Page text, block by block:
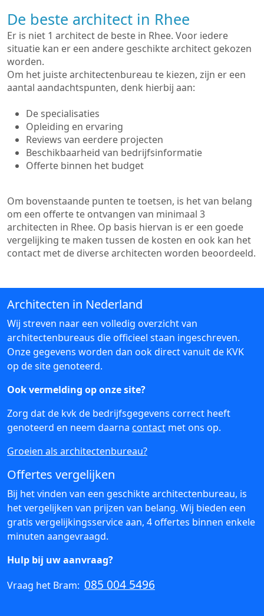
De beste architect in Rhee
Er is niet 1 architect de beste in Rhee. Voor iedere
situatie kan er een andere geschikte architect gekozen
worden.
Om het juiste architectenbureau te kiezen, zijn er een
aantal aandachtspunten, denk hierbij aan:
De specialisaties
Opleiding en ervaring
Reviews van eerdere projecten
Beschikbaarheid van bedrijfsinformatie
Offerte binnen het budget
Om bovenstaande punten te toetsen, is het van belang
om een offerte te ontvangen van minimaal 3
architecten in Rhee. Op basis hiervan is er een goede
vergelijking te maken tussen de kosten en ook kan het
contact met de diverse architecten worden beoordeeld.
Architecten in Nederland
Wij streven naar een volledig overzicht van
architectenbureaus die officieel staan ingeschreven.
Onze gegevens worden dan ook direct vanuit de KVK
op de site genoteerd.
Ook vermelding op onze site?
Zorg dat de kvk de bedrijfsgegevens correct heeft
genoteerd en neem daarna contact met ons op.
Groeien als architectenbureau?
Offertes vergelijken
Bij het vinden van een geschikte architectenbureau, is
het vergelijken van prijzen van belang. Wij bieden een
gratis vergelijkingsservice aan, 4 offertes binnen enkele
minuten aangevraagd.
Hulp bij uw aanvraag?
Vraag het Bram: 085 004 5496